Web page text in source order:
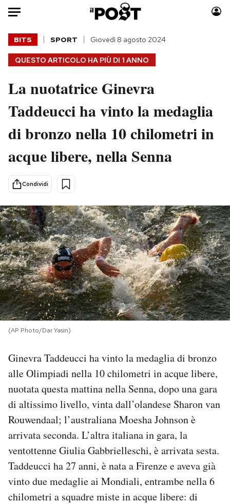
Auto
HOME
Italia
Politica
Tecnologia
Scienza
Cultura
Economia
Sport
Moda
Consumismi
Storie/Idee
Media
Mondiali calcio 2026
PODCAST
NEWSLETTER
I MIEI PREFERITI
CALENDARIO
AREA PERSONALE
Area Personale
Newsletter
Notifiche mobile
Regala il Post
Hai bisogno di aiuto?
QUESTO ARTICOLO HA PIÙ DI 1 ANNO
BITS SPORT Giovedì 8 agosto 2024
La nuotatrice Ginevra
Taddeucci ha vinto la medaglia
di bronzo nella 10 chilometri in
acque libere, nella Senna
Condividi
(AP Photo/Dar Yasin)
Ginevra Taddeucci ha vinto la medaglia di bronzo
alle Olimpiadi nella 10 chilometri in acque libere,
nuotata questa mattina nella Senna, dopo una gara
di altissimo livello, vinta dall’olandese Sharon van
Rouwendaal; l’australiana Moesha Johnson è
arrivata seconda. L’altra italiana in gara, la
ventottenne Giulia Gabbrielleschi, è arrivata sesta.
Taddeucci ha 27 anni, è nata a Firenze e aveva già
vinto due medaglie ai Mondiali, entrambe nella 6
chilometri a squadre miste in acque libere: di